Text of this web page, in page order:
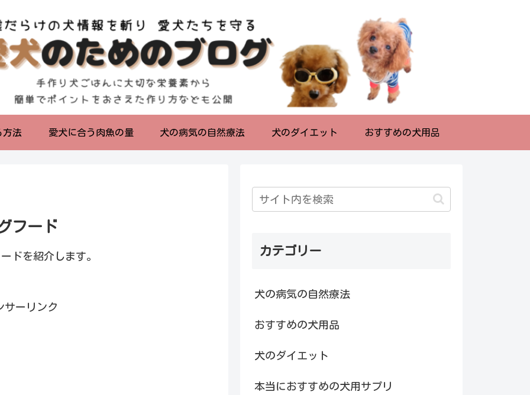
方法 愛犬に合う肉魚の量 犬の病気の自然療法 犬のダイエット おすすめの犬用品
フード
ドを紹介します。
サーリンク
カテゴリー
犬の病気の自然療法
おすすめの犬用品
犬のダイエット
本当におすすめの犬用サプリ